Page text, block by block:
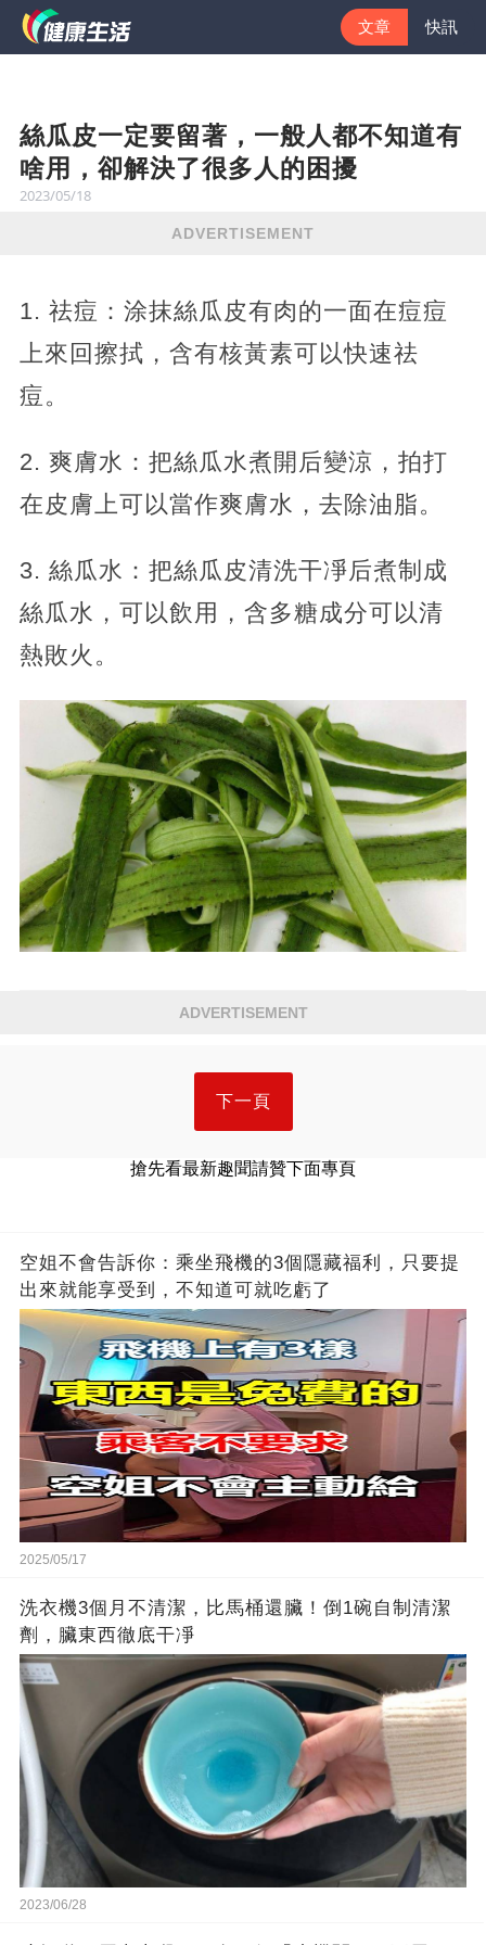
文章 快訊
絲瓜皮一定要留著，一般人都不知道有
啥用，卻解決了很多人的困擾
2023/05/18
ADVERTISEMENT
1. 祛痘：涂抹絲瓜皮有肉的一面在痘痘
上來回擦拭，含有核黃素可以快速祛
痘。
2. 爽膚水：把絲瓜水煮開后變涼，拍打
在皮膚上可以當作爽膚水，去除油脂。
3. 絲瓜水：把絲瓜皮清洗干凈后煮制成
絲瓜水，可以飲用，含多糖成分可以清
熱敗火。
ADVERTISEMENT
下一頁
搶先看最新趣聞請贊下面專頁
空姐不會告訴你：乘坐飛機的3個隱藏福利，只要提
出來就能享受到，不知道可就吃虧了
2025/05/17
洗衣機3個月不清潔，比馬桶還臟！倒1碗自制清潔
劑，臟東西徹底干凈
2023/06/28